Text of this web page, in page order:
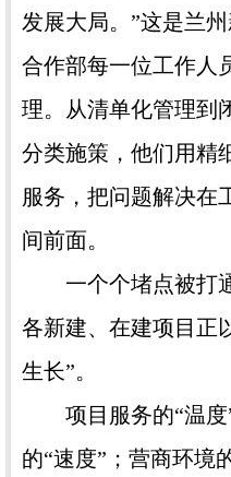
发展大局。”这是兰
合作部每一位工作人
理。从清单化管理到
分类施策，他们用精
服务，把问题解决在
间前面。
一个个堵点被打通
各新建、在建项目正
生长”。
项目服务的“温度
的“速度”；营商环境